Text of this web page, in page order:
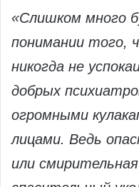
«Слишком много
понимании того,
никогда не
добрых
огромными
лицами. Ведь
или